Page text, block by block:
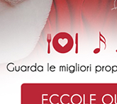
RICHIEDI
Recensioni